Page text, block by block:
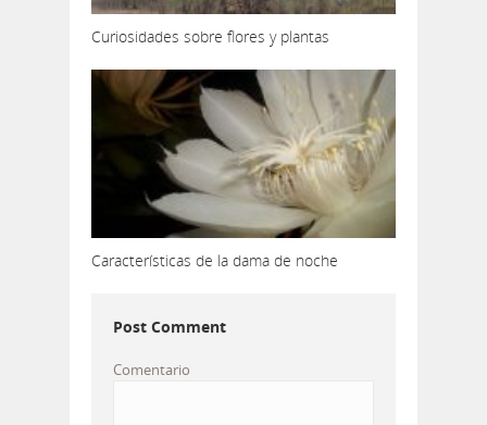
Curiosidades sobre flores y plantas
Características de la dama de noche
Post Comment
Comentario